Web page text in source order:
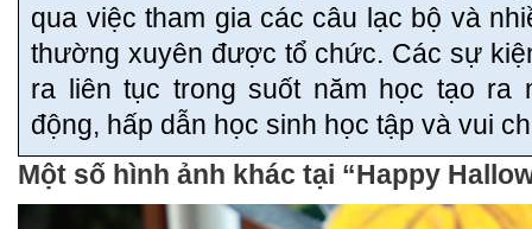
qua việc tham gia các câu lạc bộ và
thường xuyên được tổ chức. Các sự
ra liên tục trong suốt năm học tạo ra
động, hấp dẫn học sinh học tập và vui
Một số hình ảnh khác tại “Happy